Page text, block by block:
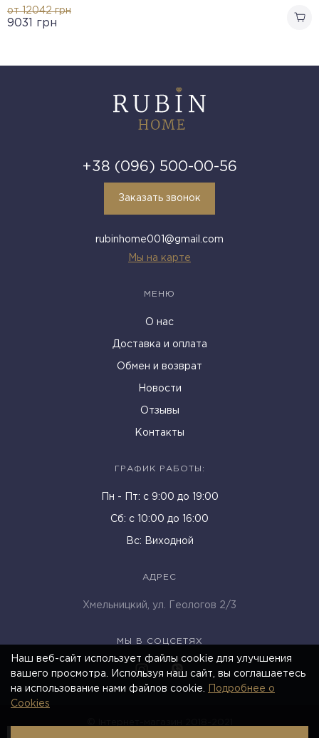
от 12042грн
9031 грн
+38 (096) 500-00-56
Заказать звонок
rubinhome001@gmail.com
Мы на карте
МЕНЮ
О нас
Доставка и оплата
Обмен и возврат
Новости
Отзывы
Контакты
ГРАФИК РАБОТЫ:
Пн - Пт: c 9:00 до 19:00
Cб: с 10:00 до 16:00
Вс: Виходной
АДРЕС
Хмельницкий, ул. Геологов 2/3
МЫ В СОЦСЕТЯХ
Наш веб-сайт использует файлы cookie для улучшения
вашего просмотра. Используя наш сайт, вы соглашаетесь
на использование нами файлов cookie.
Подробнее о
Cookies